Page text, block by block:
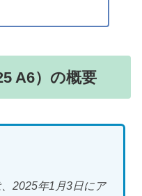
A6）の概要
2025年1月3日にア